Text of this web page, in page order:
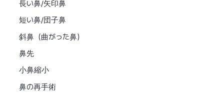
長い鼻/矢印鼻
短い鼻/団子鼻
斜鼻（曲がった鼻）
鼻先
小鼻縮小
鼻の再手術